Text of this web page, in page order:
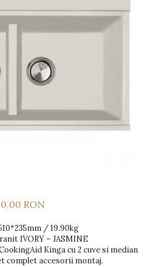
RON
/ 19.90kg
IVORY – JASMINE
Kinga cu 2 cuve si median
complet accesorii montaj.